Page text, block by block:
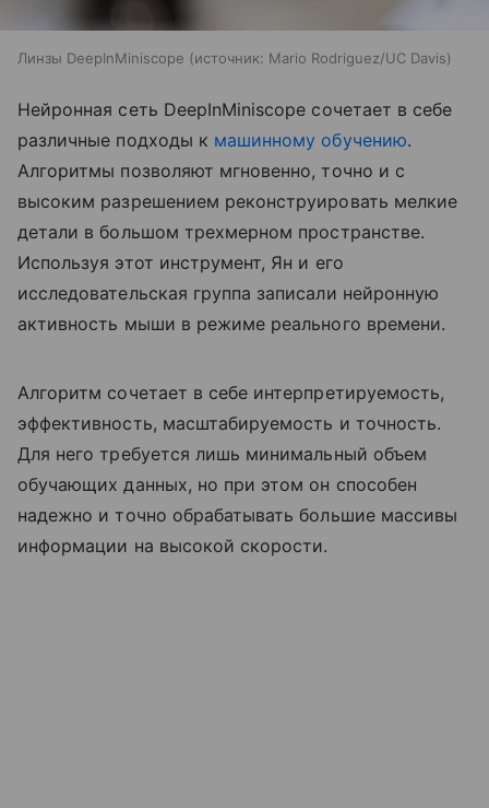
Линзы DeepInMiniscope источник: Mario Rodriguez/UC Davis
Нейронная сеть DeepInMiniscope сочетает в себе
различные подходы к машинному обучению.
Алгоритмы позволяют мгновенно, точно и с
высоким разрешением реконструировать мелкие
детали в большом трехмерном пространстве.
Используя этот инструмент, Ян и его
исследовательская группа записали нейронную
активность мыши в режиме реального времени.
Алгоритм сочетает в себе интерпретируемость,
эффективность, масштабируемость и точность.
Для него требуется лишь минимальный объем
обучающих данных, но при этом он способен
надежно и точно обрабатывать большие массивы
информации на высокой скорости.